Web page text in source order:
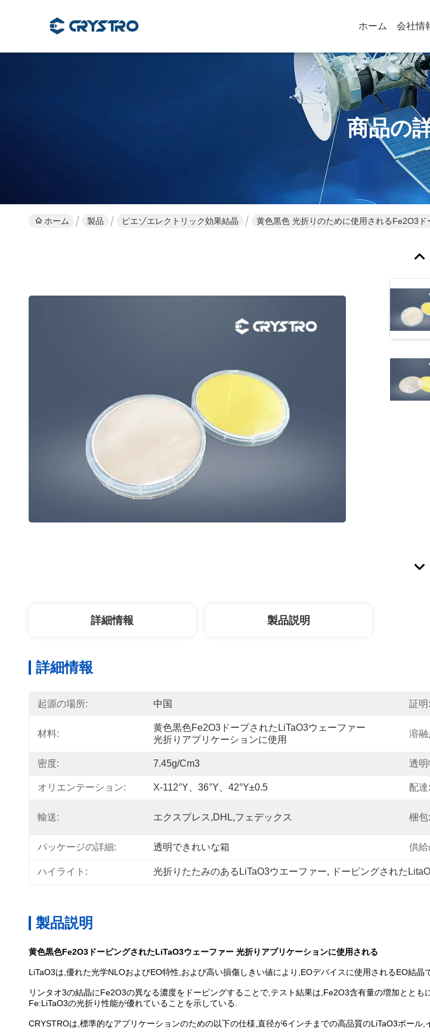
ホーム 会社情
商品の
ホーム 製品 ピエゾエレクトリック効果結晶 黄色黒色 光折りのために使用されるFe2O3
詳細情報 製品説明
詳細情報
起源の場所: 中国 証明:
材料:
黄色黒色Fe2O3ドープされたLiTaO3ウェーファー
光折りアプリケーションに使用
溶融
密度: 7.45g/cm3 透明
オリエンテーション: X-112°Y、36°Y、42°Y±0.5 配達:
輸送: エクスプレス,DHL,フェデックス 梱包:
パッケージの詳細: 透明できれいな箱 供給
ハイライト: 光折りたたみのあるLiTaO3ウエーファー, ドーピングされた
製品説明
黄色黒色Fe2O3ドーピングされたLiTaO3ウェーファー 光折りアプリケーションに使用される
LiTaO3は,優れた光学NLOおよびEO特性,および高い損傷しきい値により,EOデバイスに使用されるEO結晶
リンタオ3の結晶にFe2O3の異なる濃度をドーピングすることで,テスト結果は,Fe2O3含有量の増加とと
Fe:LiTaO3の光折り性能が優れていることを示している.
CRYSTROは,標準的なアプリケーションのための以下の仕様,直径が6インチまでの高品質のLiTaO3ボー